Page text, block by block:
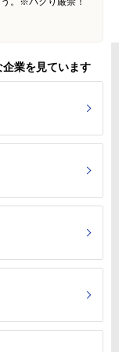
業を見ています